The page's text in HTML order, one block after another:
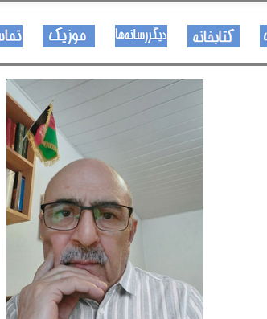
هــــنر او ادب کتـــــابونه ســــایټــونه